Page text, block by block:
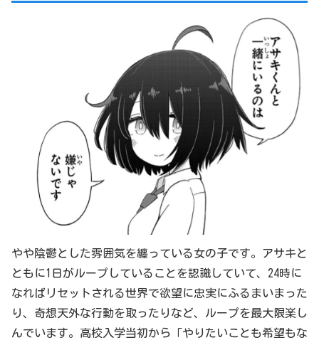
やや陰鬱とした雰囲気を纏っている女の子です。アサキと
ともに1日がループしていることを認識していて、24時に
なればリセットされる世界で欲望に忠実にふるまいまった
り、奇想天外な行動を取ったりなど、ループを最大限楽し
んでいます。高校入学当初から「やりたいことも希望もな